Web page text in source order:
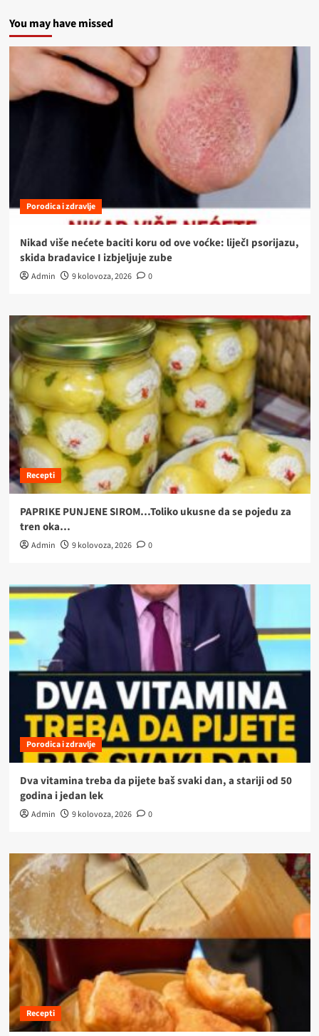
You may have missed
Porodica i zdravlje
Nikad više nećete baciti koru od ove voćke: liječI psorijazu,
skida bradavice I izbjeljuje zube
Admin 9 kolovoza, 2026 0
Recepti
PAPRIKE PUNJENE SIROM…Toliko ukusne da se pojedu za
tren oka…
Admin 9 kolovoza, 2026 0
Porodica i zdravlje
Dva vitamina treba da pijete baš svaki dan, a stariji od 50
godina i jedan lek
Admin 9 kolovoza, 2026 0
Recepti